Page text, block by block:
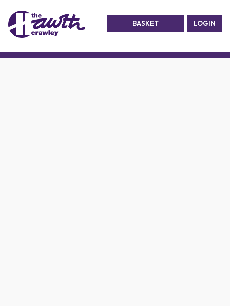
BASKET LOGIN